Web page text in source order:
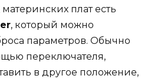
плат есть
, который можно
параметров. Обычно
переключателя,
в другое положение,